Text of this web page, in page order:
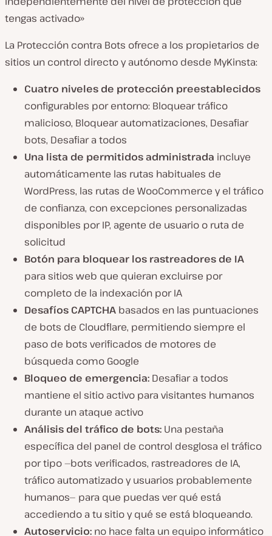
tengas activado»
La Protección contra Bots ofrece a los propietarios de
sitios un control directo y autónomo desde MyKinsta:
Cuatro niveles de protección preestablecidos
configurables por entorno: Bloquear tráfico
malicioso, Bloquear automatizaciones, Desafiar
bots, Desafiar a todos
Una lista de permitidos administrada incluye
automáticamente las rutas habituales de
WordPress, las rutas de WooCommerce y el tráfico
de confianza, con excepciones personalizadas
disponibles por IP, agente de usuario o ruta de
solicitud
Botón para bloquear los rastreadores de IA
para sitios web que quieran excluirse por
completo de la indexación por IA
Desafíos CAPTCHA basados en las puntuaciones
de bots de Cloudflare, permitiendo siempre el
paso de bots verificados de motores de
búsqueda como Google
Bloqueo de emergencia: Desafiar a todos
mantiene el sitio activo para visitantes humanos
durante un ataque activo
Análisis del tráfico de bots: Una pestaña
específica del panel de control desglosa el tráfico
por tipo —bots verificados, rastreadores de IA,
tráfico automatizado y usuarios probablemente
humanos— para que puedas ver qué está
accediendo a tu sitio y qué se está bloqueando.
Autoservicio: no hace falta un equipo informático